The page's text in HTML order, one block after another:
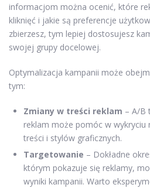
informacjom można ocenić, które
kliknięć i jakie są preferencje
zbierzesz, tym lepiej dostosujesz
swojej grupy docelowej.
Optymalizacja kampanii może
tym:
Zmiany w treści reklam – A/B
reklam może pomóc w wykryciu
treści i stylów graficznych.
Targetowanie – Dokładne
którym pokazuje się reklamy,
wyniki kampanii. Warto